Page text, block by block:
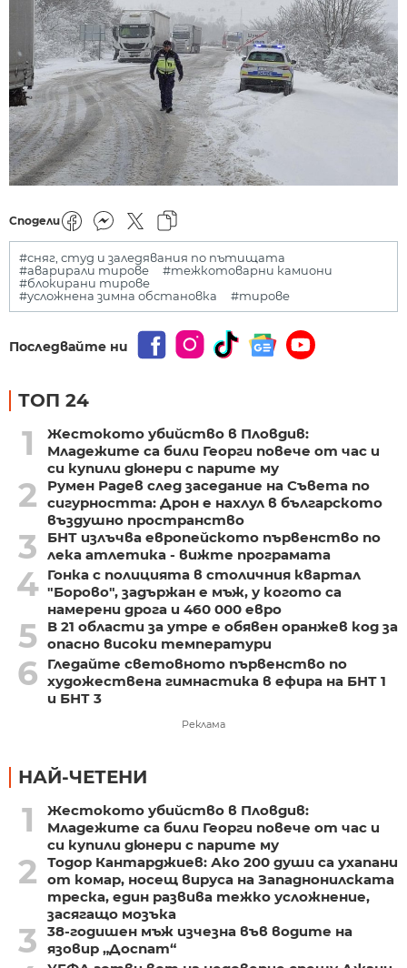
Сподели
#сняг, студ и заледявания по пътищата
#аварирали тирове
#тежкотоварни камиони
#блокирани тирове
#усложнена зимна обстановка
#тирове
Последвайте ни
ТОП 24
1
Жестокото убийство в Пловдив:
Младежите са били Георги повече от час и
си купили дюнери с парите му
2
Румен Радев след заседание на Съвета по
сигурността: Дрон е нахлул в българското
въздушно пространство
3
БНТ излъчва европейското първенство по
лека атлетика - вижте програмата
4 Гонка с полицията в столичния квартал
"Борово", задържан е мъж, у когото са
намерени дрога и 460 000 евро
5
В 21 области за утре е обявен оранжев код за
опасно високи температури
6
Гледайте световното първенство по
художествена гимнастика в ефира на БНТ 1
и БНТ 3
Реклама
НАЙ-ЧЕТЕНИ
1
Жестокото убийство в Пловдив:
Младежите са били Георги повече от час и
си купили дюнери с парите му
2
Тодор Кантарджиев: Ако 200 души са ухапани
от комар, носещ вируса на Западнонилската
треска, един развива тежко усложнение,
засягащо мозъка
3
38-годишен мъж изчезна във водите на
язовир „Доспат“